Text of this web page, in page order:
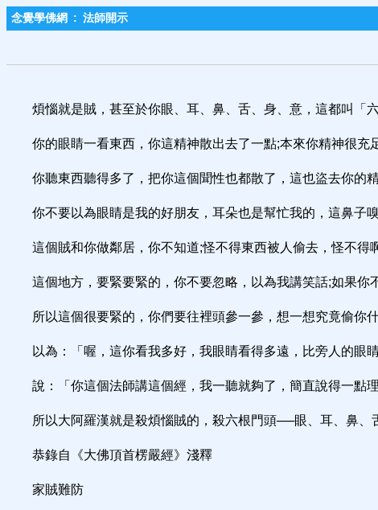
念覺學佛網 : 法師開示
煩惱就是賊，甚至於你眼、耳、鼻、舌、身、意，這都叫「
你的眼睛一看東西，你這精神散出去了一點;本來你精神很充
你聽東西聽得多了，把你這個聞性也都散了，這也盜去你的
你不要以為眼睛是我的好朋友，耳朵也是幫忙我的，這鼻子
這個賊和你做鄰居，你不知道;怪不得東西被人偷去，怪不得
這個地方，要緊要緊的，你不要忽略，以為我講笑話;如果你
所以這個很要緊的，你們要往裡頭參一參，想一想究竟偷你
以為：「喔，這你看我多好，我眼睛看得多遠，比旁人的眼
說：「你這個法師講這個經，我一聽就夠了，簡直說得一點
所以大阿羅漢就是殺煩惱賊的，殺六根門頭──眼、耳、鼻、
恭錄自《大佛頂首楞嚴經》淺釋
家賊難防